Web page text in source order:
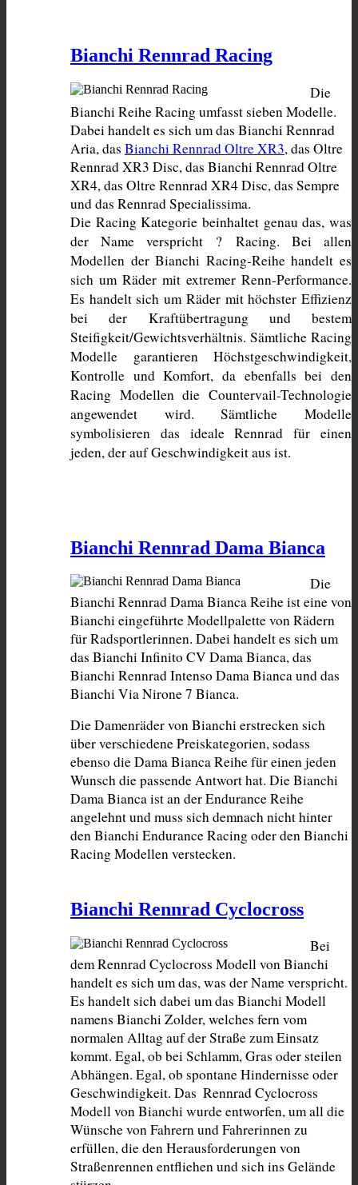
Bianchi Rennrad Racing
Die
Bianchi Reihe Racing umfasst sieben Modelle.
Dabei handelt es sich um das Bianchi Rennrad
Aria, das Bianchi Rennrad Oltre XR3, das Oltre
Rennrad XR3 Disc, das Bianchi Rennrad Oltre
XR4, das Oltre Rennrad XR4 Disc, das Sempre
und das Rennrad Specialissima.
Die Racing Kategorie beinhaltet genau das, was
der Name verspricht ? Racing. Bei allen
Modellen der Bianchi Racing-Reihe handelt es
sich um Räder mit extremer Renn-Performance.
Es handelt sich um Räder mit höchster Effizienz
bei der Kraftübertragung und bestem
Steifigkeit/Gewichtsverhältnis. Sämtliche Racing
Modelle garantieren Höchstgeschwindigkeit,
Kontrolle und Komfort, da ebenfalls bei den
Racing Modellen die Countervail-Technologie
angewendet wird. Sämtliche Modelle
symbolisieren das ideale Rennrad für einen
jeden, der auf Geschwindigkeit aus ist.
Bianchi Rennrad Dama Bianca
Die
Bianchi Rennrad Dama Bianca Reihe ist eine von
Bianchi eingeführte Modellpalette von Rädern
für Radsportlerinnen. Dabei handelt es sich um
das Bianchi Infinito CV Dama Bianca, das
Bianchi Rennrad Intenso Dama Bianca und das
Bianchi Via Nirone 7 Bianca.
Die Damenräder von Bianchi erstrecken sich
über verschiedene Preiskategorien, sodass
ebenso die Dama Bianca Reihe für einen jeden
Wunsch die passende Antwort hat. Die Bianchi
Dama Bianca ist an der Endurance Reihe
angelehnt und muss sich demnach nicht hinter
den Bianchi Endurance Racing oder den Bianchi
Racing Modellen verstecken.
Bianchi Rennrad Cyclocross
Bei
dem Rennrad Cyclocross Modell von Bianchi
handelt es sich um das, was der Name verspricht.
Es handelt sich dabei um das Bianchi Modell
namens Bianchi Zolder, welches fern vom
normalen Alltag auf der Straße zum Einsatz
kommt. Egal, ob bei Schlamm, Gras oder steilen
Abhängen. Egal, ob spontane Hindernisse oder
Geschwindigkeit. Das  Rennrad Cyclocross
Modell von Bianchi wurde entworfen, um all die
Wünsche von Fahrern und Fahrerinnen zu
erfüllen, die den Herausforderungen von
Straßenrennen entfliehen und sich ins Gelände